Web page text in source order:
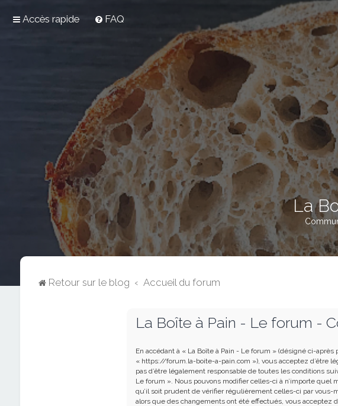
Accès rapide FAQ
La
Retour sur le blog Accueil du forum
La Boîte à Pain - Le forum -
En accédant à « La Boîte à Pain - Le forum » (désigné ci-
« https://forum.la-boite-a-pain.com »), vous acceptez d’être
pas d’être légalement responsable de toutes les conditions
Le forum ». Nous pouvons modifier celles-ci à n’importe
qu’il soit prudent de vérifier régulièrement celles-ci par vous-
alors que des changements ont été effectués, vous acceptez